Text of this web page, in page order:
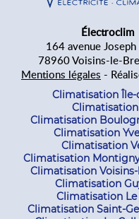
Électroclim
164 avenue Joseph
78960 Voisins-le-
Mentions légales -
Climatisation Île-
Climatisation
Climatisation
Climatisation
Climatisation
Climatisation
Climatisation
Climatisation Le
Climatisation Saint-